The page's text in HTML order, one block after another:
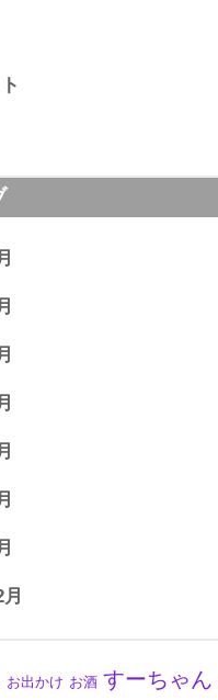
お出かけ お酒 すーちゃん